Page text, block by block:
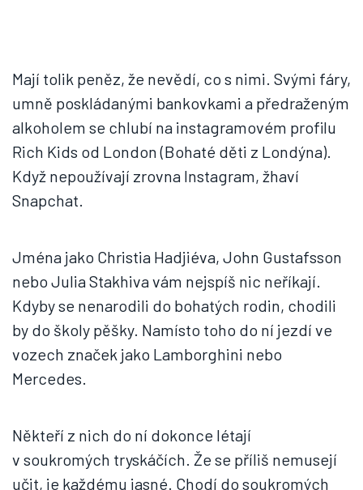
Mají tolik peněz, že nevědí, co s nimi. Svými fáry,
umně poskládanými bankovkami a předraženým
alkoholem se chlubí na instagramovém profilu
Rich Kids od London (Bohaté děti z Londýna).
Když nepoužívají zrovna Instagram, žhaví
Snapchat.
Jména jako Christia Hadjiéva, John Gustafsson
nebo Julia Stakhiva vám nejspíš nic neříkají.
Kdyby se nenarodili do bohatých rodin, chodili
by do školy pěšky. Namísto toho do ní jezdí ve
vozech značek jako Lamborghini nebo
Mercedes.
Někteří z nich do ní dokonce létají
v soukromých tryskáčích. Že se příliš nemusejí
učit, je každému jasné. Chodí do soukromých